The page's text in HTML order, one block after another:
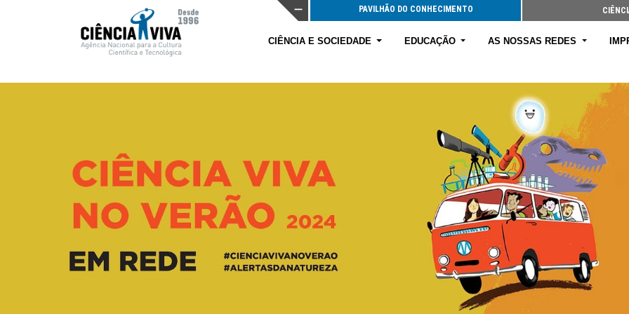
PAVILHÃO DO CONHECIMENTO
CIÊNCIA E SOCIEDADE EDUCAÇÃO AS NOSSAS REDES